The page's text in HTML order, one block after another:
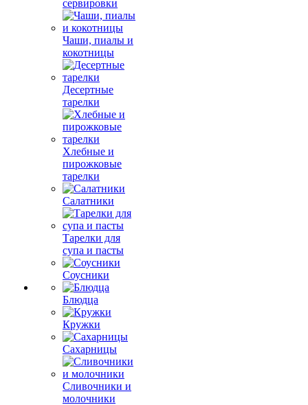
сервировки
Чаши, пиалы и
кокотницы
Десертные
тарелки
Хлебные и
пирожковые
тарелки
Салатники
Тарелки для
супа и пасты
Соусники
Блюдца
Кружки
Сахарницы
Сливочники и
молочники